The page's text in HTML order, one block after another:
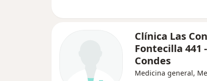
Clínica Las
Fontecilla 441
Condes
Medicina general,